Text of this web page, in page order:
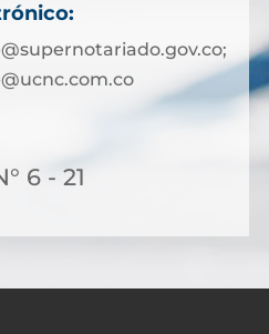
6 - 21